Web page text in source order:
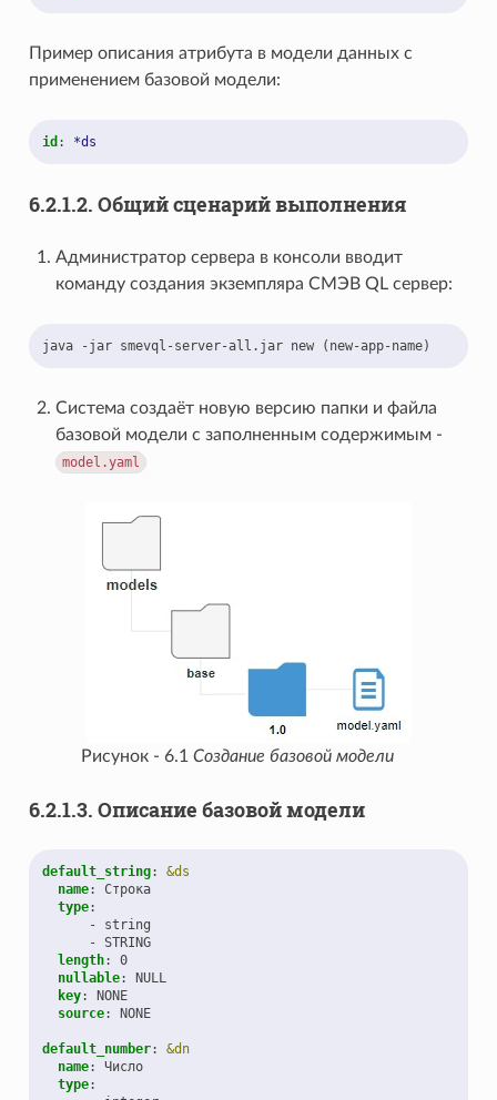
Пример описания атрибута в модели данных c
применением базовой модели:
id : *ds
6.2.1.2. Общий сценарий выполнения
Администратор сервера в консоли вводит
команду создания экземпляра СМЭВ QL сервер:
java -jar smevql-server-all.jar new (new-app-name)
Система создаёт новую версию папки и файла
базовой модели с заполненным содержимым -
model.yaml
Рисунок - 6.1 Создание базовой модели
6.2.1.3. Описание базовой модели
default_string:
&ds
name:
Строка
type:
-
string
- STRING
length:
0
nullable:
NULL
key:
NONE
source: NONE
default_number:
&dn
name:
Число
type: